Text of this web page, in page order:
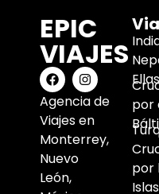
EPIC
VIAJES
Agencia de
Viajes en
Monterrey,
Nuevo
León,
Ellas
por
por
Islas